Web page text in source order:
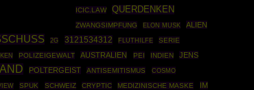
ICIC.LAW
QUERDENKEN
ZWANGSIMPFUNG ELON MUSK ALIEN
2G 3121534312 FLUTHILFE SERIE
POLIZEIGEWALT AUSTRALIEN PEI INDIEN
JENS
POLTERGEIST ANTISEMITISMUS COSMO
SPUK SCHWEIZ CRYPTIC MEDIZINISCHE MASKE
IM